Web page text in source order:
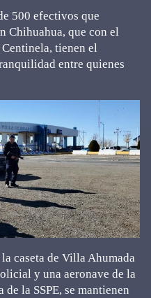
500 efectivos que
Chihuahua, que con el
tienen el
entre quienes
caseta de Villa Ahumada
y una aeronave de la
la SSPE, se mantienen